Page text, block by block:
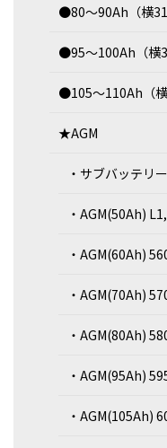
●80～90Ah（横
●95～100Ah（横
●105～110Ah（横
★AGM
・サブバッテリ
・AGM(50Ah)
・AGM(60Ah)
・AGM(70Ah)
・AGM(80Ah)
・AGM(95Ah)
・AGM(105Ah)